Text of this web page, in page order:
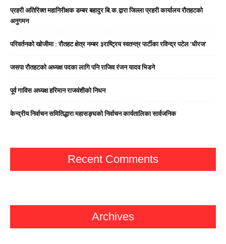
प्रहरी अतिरिक्त महानिरीक्षक डम्बर बहादुर बि.क.द्वारा जिल्ला प्रहरी कार्यालय रौतहटको
अनुगमन
परिवर्तनको खोजीमा : रौतहट क्षेत्र नम्बर ३राष्ट्रिय स्वतन्त्र पार्टीका रविन्द्र पटेल ‘धीरज’
जसपा राैतहटको अध्यक्ष पदका लागि पनि राजिव रंजन यादव भिडने
पूर्व गाविस अध्यक्ष हरिमान राजवंशीको निधन
केन्द्रीय निर्वाचन समितिद्धारा महासङ्घको निर्वाचन कार्यतालिका सार्वजनिक
Recent Comments
Archives